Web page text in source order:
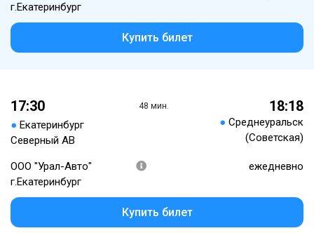
г.Екатеринбург
Купить билет
17:30
● Екатеринбург
Северный АВ
48 мин. 18:18
● Среднеуральск
(Советская)
ООО "Урал-Авто"
г.Екатеринбург
ежедневно
Купить билет